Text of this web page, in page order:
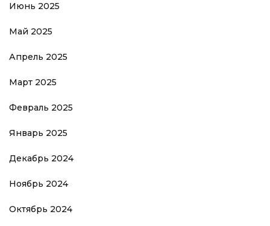
Июнь 2025
Май 2025
Апрель 2025
Март 2025
Февраль 2025
Январь 2025
Декабрь 2024
Ноябрь 2024
Октябрь 2024